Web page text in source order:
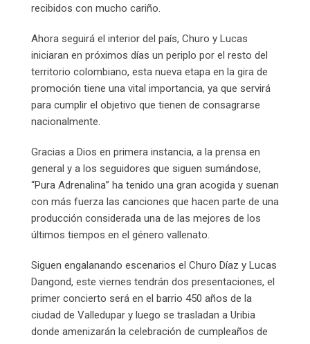
recibidos con mucho cariño.
Ahora seguirá el interior del país, Churo y Lucas
iniciaran en próximos días un periplo por el resto del
territorio colombiano, esta nueva etapa en la gira de
promoción tiene una vital importancia, ya que servirá
para cumplir el objetivo que tienen de consagrarse
nacionalmente.
Gracias a Dios en primera instancia, a la prensa en
general y a los seguidores que siguen sumándose,
“Pura Adrenalina” ha tenido una gran acogida y suenan
con más fuerza las canciones que hacen parte de una
producción considerada una de las mejores de los
últimos tiempos en el género vallenato.
Siguen engalanando escenarios el Churo Díaz y Lucas
Dangond, este viernes tendrán dos presentaciones, el
primer concierto será en el barrio 450 años de la
ciudad de Valledupar y luego se trasladan a Uribia
donde amenizarán la celebración de cumpleaños de